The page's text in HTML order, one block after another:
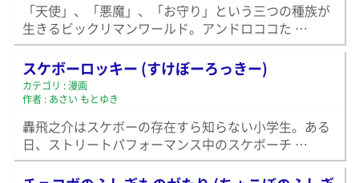
「天使」、「悪魔」、「お守り」という三つの種族が
生きるビックリマンワールド。アンドロココた …
スケボーロッキー (すけぼーろっきー)
カテゴリ : 漫画
作者 : あさい もとゆき
轟飛之介はスケボーの存在すら知らない小学生。ある
日、ストリートパフォーマンス中のスケボーチ …